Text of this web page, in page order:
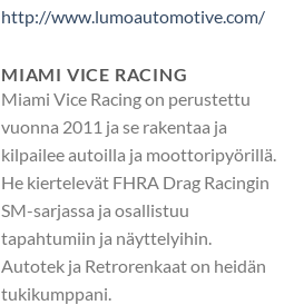
http://www.lumoautomotive.com/
MIAMI VICE RACING
Miami Vice Racing on perustettu
vuonna 2011 ja se rakentaa ja
kilpailee autoilla ja moottoripyörillä.
He kiertelevät FHRA Drag Racingin
SM-sarjassa ja osallistuu
tapahtumiin ja näyttelyihin.
Autotek ja Retrorenkaat on heidän
tukikumppani.